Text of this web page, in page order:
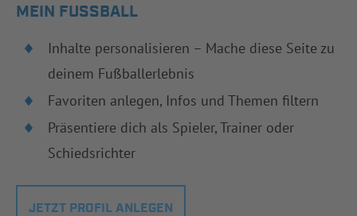
MEIN FUSSBALL
Inhalte personalisieren – Mache diese Seite zu
deinem Fußballerlebnis
Favoriten anlegen, Infos und Themen filtern
Präsentiere dich als Spieler, Trainer oder
Schiedsrichter
JETZT PROFIL ANLEGEN